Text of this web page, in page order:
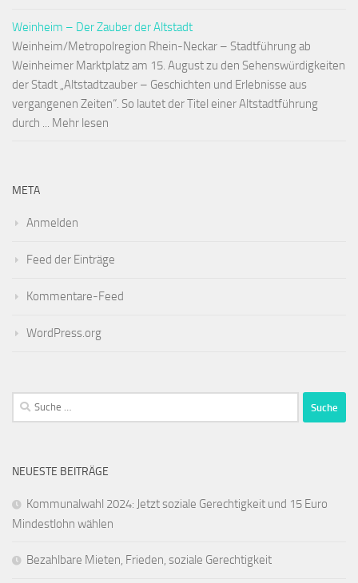
Weinheim – Der Zauber der Altstadt
Weinheim/Metropolregion Rhein-Neckar – Stadtführung ab
Weinheimer Marktplatz am 15. August zu den Sehenswürdigkeiten
der Stadt „Altstadtzauber – Geschichten und Erlebnisse aus
vergangenen Zeiten“. So lautet der Titel einer Altstadtführung
durch ... Mehr lesen
META
Anmelden
Feed der Einträge
Kommentare-Feed
WordPress.org
Suche
nach:
NEUESTE BEITRÄGE
Kommunalwahl 2024: Jetzt soziale Gerechtigkeit und 15 Euro
Mindestlohn wählen
Bezahlbare Mieten, Frieden, soziale Gerechtigkeit